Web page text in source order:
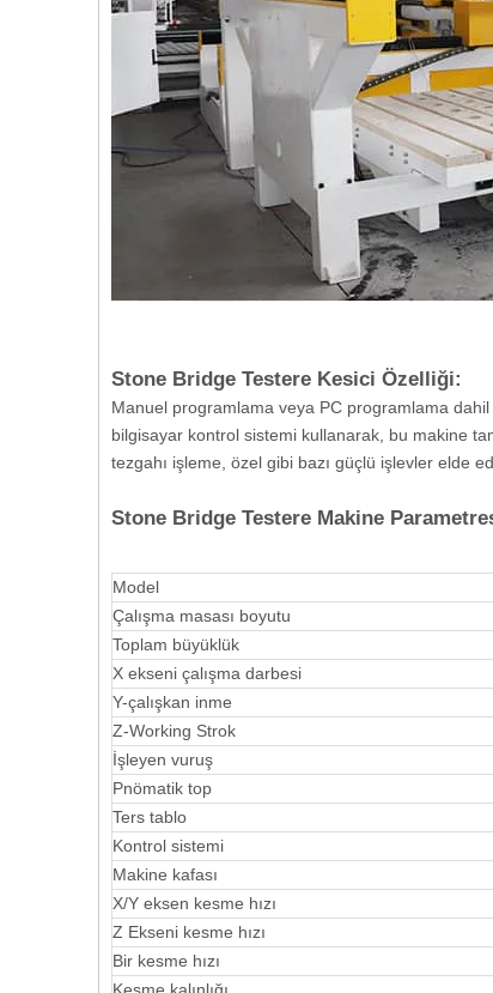
Stone Bridge Testere Kesici Özelliği:
Manuel programlama veya PC programlama
bilgisayar kontrol sistemi kullanarak, bu makine
tezgahı işleme, özel gibi bazı güçlü işlevler elde
Stone Bridge Testere Makine
Model
Çalışma masası boyutu
Toplam büyüklük
X ekseni çalışma darbesi
Y-çalışkan inme
Z-Working Strok
İşleyen vuruş
Pnömatik top
Ters tablo
Kontrol sistemi
Makine kafası
X/Y eksen kesme hızı
Z Ekseni kesme hızı
Bir kesme hızı
Kesme kalınlığı